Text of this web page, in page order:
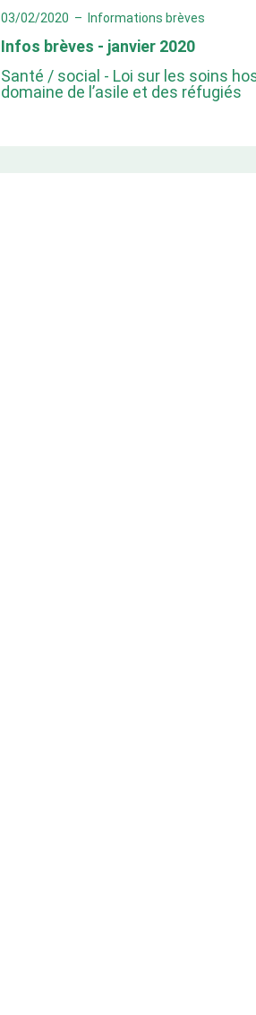
03/02/2020 – Informations brèves
Infos brèves - janvier 2020
Santé / social - Loi sur les soins
domaine de l’asile et des réfugiés